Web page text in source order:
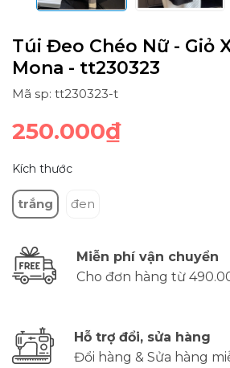
Túi Đeo Chéo Nữ - Giỏ
Mona - tt230323
Mã sp: tt230323-t
250.000₫
Kích thước
trắng đen
Miễn phí vận chuyển
Cho đơn hàng từ
Hỗ trợ đổi, sửa hàng
Đổi hàng & Sửa hàng